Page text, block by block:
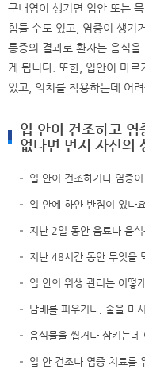
구내염이 생기면 입안 또는
힘들 수도 있고, 염증이 생기
통증의 결과로 환자는 음식
게 됩니다. 또한, 입안이 마
있고, 의치를 착용하는데 어
입 안이 건조하고
없다면 먼저 자신의
입 안이 건조하거나 염증
입 안에 하얀 반점이 있나
지난 2일 동안 음료나 음
지난 48시간 동안 무엇을
입 안의 위생 관리는 어떻
담배를 피우거나, 술을 마
음식물을 씹거나 삼키는데
입 안 건조나 염증 치료를